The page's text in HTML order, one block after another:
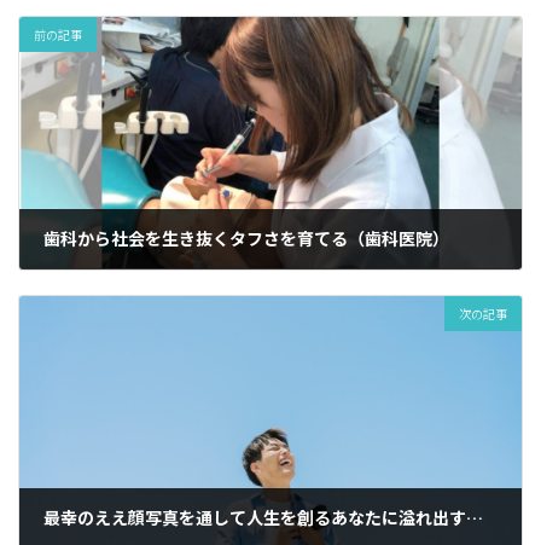
前の記事
歯科から社会を生き抜くタフさを育てる（歯科医院）
次の記事
最幸のええ顔写真を通して人生を創るあなたに溢れ出す勇気を届ける（フォトグラファー）